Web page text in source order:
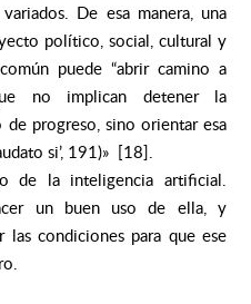
De esa manera, una
político, social, cultural y
puede “abrir camino a
no implican detener la
de progreso, sino orientar esa
si’, 191)» [18].
de la inteligencia artificial.
un buen uso de ella, y
condiciones para que ese